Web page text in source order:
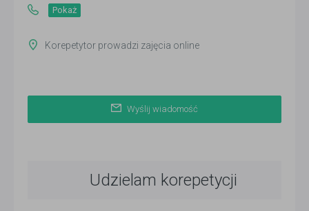
Pokaż
Korepetytor prowadzi zajęcia online
Wyślij wiadomość
Udzielam korepetycji